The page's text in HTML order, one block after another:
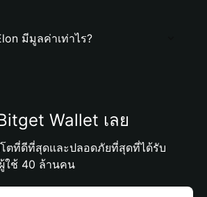
มีมูลค่าเท่าไร?
Wallet เลย
ตที่ดีที่สุดและปลอดภัยที่สุดที่ได้รับ
ใช้ 40 ล้านคน